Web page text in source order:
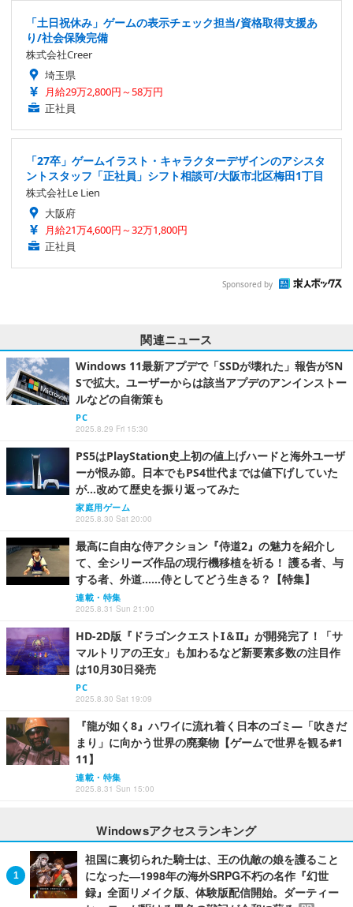
「土日祝休み」ゲームの表示チェック担当/資格取得支援あ
り/社会保険完備
株式会社Creer
埼玉県
月給29万2,800円～58万円
正社員
「27卒」ゲームイラスト・キャラクターデザインのアシスタ
ントスタッフ「正社員」シフト相談可/大阪市北区梅田1丁目
株式会社Le Lien
大阪府
月給21万4,600円～32万1,800円
正社員
Sponsored by
関連ニュース
Windows 11最新アプデで「SSDが壊れた」報告がSN
Sで拡大。ユーザーからは該当アプデのアンインストー
ルなどの自衛策も
PC
2025.8.29 Fri 15:30
PS5はPlayStation史上初の値上げハードと海外ユーザ
ーが恨み節。日本でもPS4世代までは値下げしていた
が…改めて歴史を振り返ってみた
家庭用ゲーム
2025.8.30 Sat 20:00
最高に自由な侍アクション『侍道2』の魅力を紹介し
て、全シリーズ作品の現行機移植を祈る！ 護る者、与
する者、外道……侍としてどう生きる？【特集】
連載・特集
2025.8.31 Sun 21:00
HD-2D版『ドラゴンクエストI＆II』が開発完了！「サ
マルトリアの王女」も加わるなど新要素多数の注目作
は10月30日発売
PC
2025.8.30 Sat 19:09
『龍が如く8』ハワイに流れ着く日本のゴミ―「吹きだ
まり」に向かう世界の廃棄物【ゲームで世界を観る#1
11】
連載・特集
2025.8.31 Sun 15:00
Windowsアクセスランキング
祖国に裏切られた騎士は、王の仇敵の娘を護ること
になった―1998年の海外SRPG不朽の名作『幻世
録』全面リメイク版、体験版配信開始。ダーティー